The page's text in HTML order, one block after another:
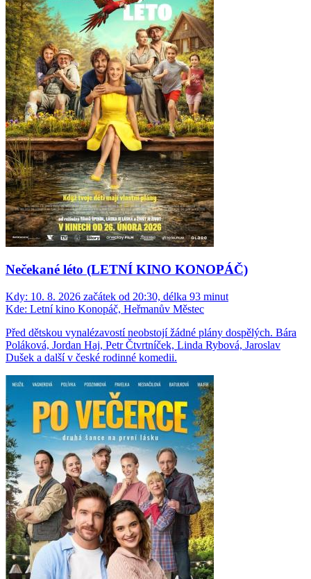
Nečekané léto (LETNÍ KINO KONOPÁČ)
Kdy: 10. 8. 2026 začátek od 20:30, délka 93 minut
Kde: Letní kino Konopáč, Heřmanův Městec
Před dětskou vynalézavostí neobstojí žádné plány dospělých. Bára
Poláková, Jordan Haj, Petr Čtvrtníček, Linda Rybová, Jaroslav
Dušek a další v české rodinné komedii.